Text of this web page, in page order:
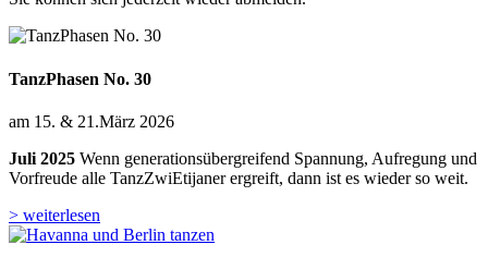
TanzPhasen No. 30
am 15. & 21.März 2026
Juli 2025 Wenn generationsübergreifend Spannung, Aufregung und
Vorfreude alle TanzZwiEtijaner ergreift, dann ist es wieder so weit.
> weiterlesen